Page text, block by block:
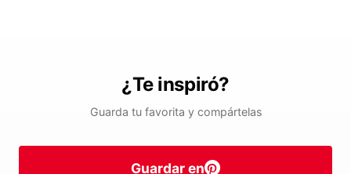
¿Te inspiró?
Guarda tu favorita y compártelas
Guardar en